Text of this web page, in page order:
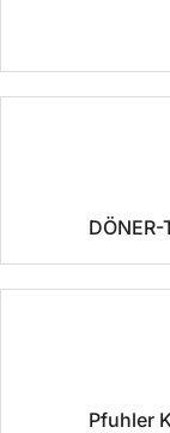
Pfuhler